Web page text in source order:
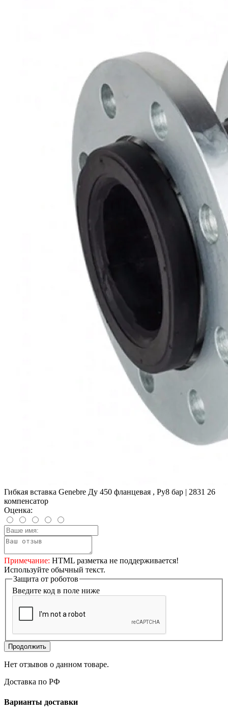
Гибкая вставка Genebre Ду 450 фланцевая , Ру8 бар | 2831 26
компенсатор
Оценка:
Примечание: HTML разметка не поддерживается!
Используйте обычный текст.
Защита от роботов
Введите код в поле ниже
Продолжить
Нет отзывов о данном товаре.
Доставка по РФ
Варианты доставки